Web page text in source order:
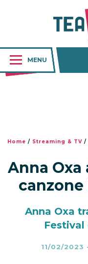
MENU
Home / Streaming & TV /
Anna Oxa
canzone
Anna Oxa
Festival
11/02/2023